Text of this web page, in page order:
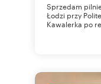
Sprzedam
Łodzi przy
Kawalerka po